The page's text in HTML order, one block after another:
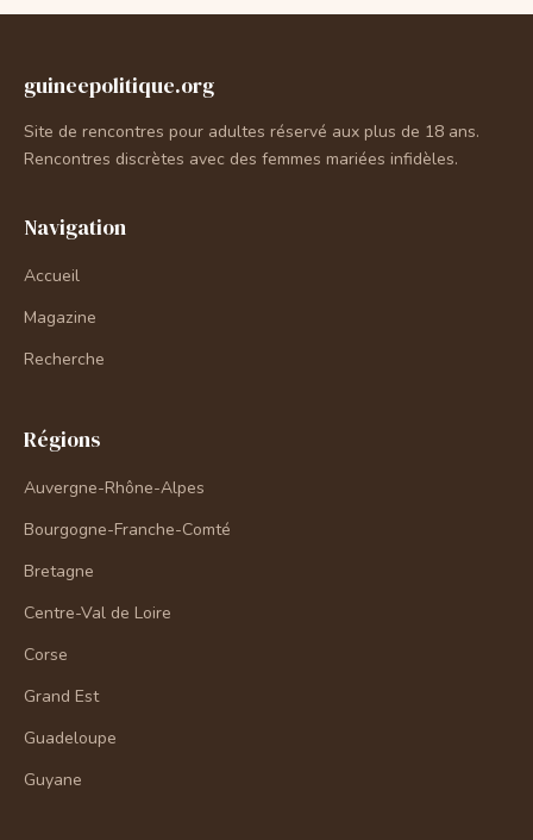
guineepolitique.org
Site de rencontres pour adultes réservé aux plus de 18 ans.
Rencontres discrètes avec des femmes mariées infidèles.
Navigation
Accueil
Magazine
Recherche
Régions
Auvergne-Rhône-Alpes
Bourgogne-Franche-Comté
Bretagne
Centre-Val de Loire
Corse
Grand Est
Guadeloupe
Guyane